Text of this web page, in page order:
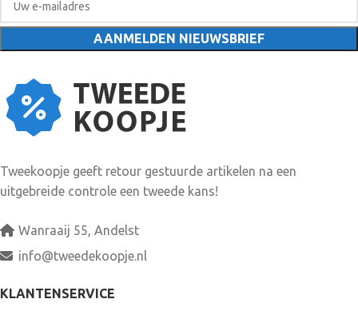
Tweekoopje geeft retour gestuurde artikelen na een
uitgebreide controle een tweede kans!
Wanraaij 55, Andelst
info@tweedekoopje.nl
KLANTENSERVICE